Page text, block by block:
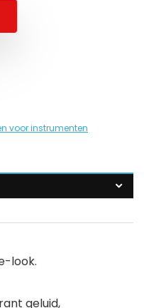
voor instrumenten
look.
geluid,